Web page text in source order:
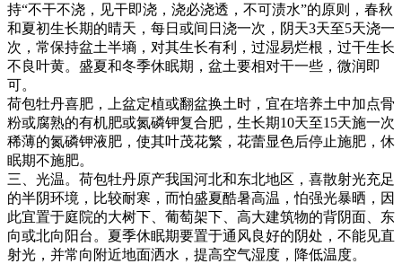
持“不干不浇，见干即浇，浇必浇透，不可渍水”的原则，春秋
和夏初生长期的晴天，每日或间日浇一次，阴天3天至5天浇一
次，常保持盆土半墒，对其生长有利，过湿易烂根，过干生长
不良叶黄。盛夏和冬季休眠期，盆土要相对干一些，微润即
可。
荷包牡丹喜肥，上盆定植或翻盆换土时，宜在培养土中加点骨
粉或腐熟的有机肥或氮磷钾复合肥，生长期10天至15天施一次
稀薄的氮磷钾液肥，使其叶茂花繁，花蕾显色后停止施肥，休
眠期不施肥。
三、光温。荷包牡丹原产我国河北和东北地区，喜散射光充足
的半阴环境，比较耐寒，而怕盛夏酷暑高温，怕强光暴晒，因
此宜置于庭院的大树下、葡萄架下、高大建筑物的背阴面、东
向或北向阳台。夏季休眠期要置于通风良好的阴处，不能见直
射光，并常向附近地面洒水，提高空气湿度，降低温度。